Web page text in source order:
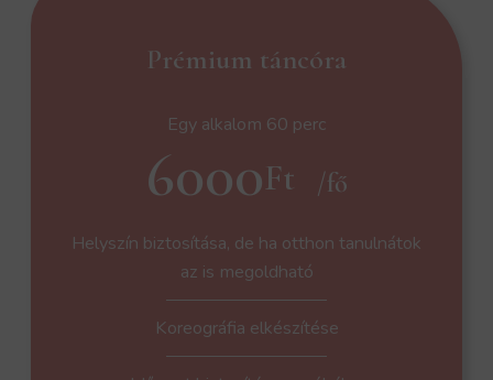
Prémium táncóra
Egy alkalom 60 perc
6000Ft /fő
Helyszín biztosítása, de ha otthon tanulnátok
az is megoldható
Koreográfia elkészítése